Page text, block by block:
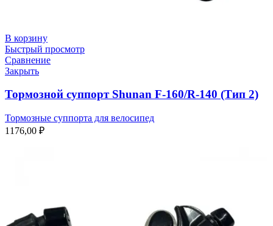
В корзину
Быстрый просмотр
Сравнение
Закрыть
Тормозной суппорт Shunan F-160/R-140 (Тип 2)
Тормозные суппорта для велосипед
1176,00 ₽